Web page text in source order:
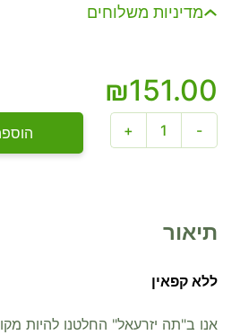
מדיניות משלוחים
₪151.00
של
-
+
תיאור
ללא קפאין
אנו ב"תה יזרעאל" החלטנו להיות